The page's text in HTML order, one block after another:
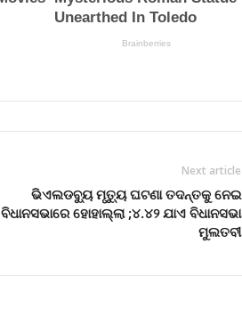
Next article
ଭିଏଲଡବ୍ୟୁ ମୃତ୍ୟୁ ଘଟଣା ତଦନ୍ତକୁ ନେଇ
ବିଧାନସଭାରେ ହୋହାଲ୍ଲା ;୪.୪୨ ଯାଏ ବିଧାନସଭା
ମୁଲତବୀ